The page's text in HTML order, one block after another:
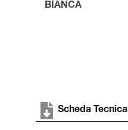
BIANCA
Scheda Tecnica